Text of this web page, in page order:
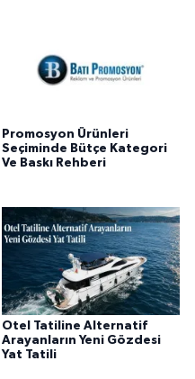
Promosyon Ürünleri
Seçiminde Bütçe Kategori
Ve Baskı Rehberi
Otel Tatiline Alternatif
Arayanların Yeni Gözdesi
Yat Tatili